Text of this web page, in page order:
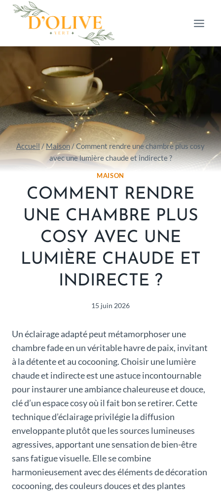
Aller
Accueil / Maison /Comment rendre une chambre plus cosy
avec une lumière chaude et indirecte ?
MAISON
COMMENT RENDRE
UNE CHAMBRE PLUS
COSY AVEC UNE
LUMIÈRE CHAUDE ET
INDIRECTE ?
15 juin 2026
Un éclairage adapté peut métamorphoser une
chambre fade en un véritable havre de paix, invitant
à la détente et au cocooning. Choisir une lumière
chaude et indirecte est une astuce incontournable
pour instaurer une ambiance chaleureuse et douce,
clé d’un espace cosy où il fait bon se retirer. Cette
technique d’éclairage privilégie la diffusion
enveloppante plutôt que les sources lumineuses
agressives, apportant une sensation de bien-être
sans fatigue visuelle. Elle se combine
harmonieusement avec des éléments de décoration
cocooning, des couleurs douces et des plantes